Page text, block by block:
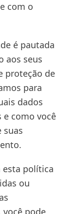
com o
é pautada
aos seus
proteção de
para
dados
como você
suas
esta política
ou
você pode